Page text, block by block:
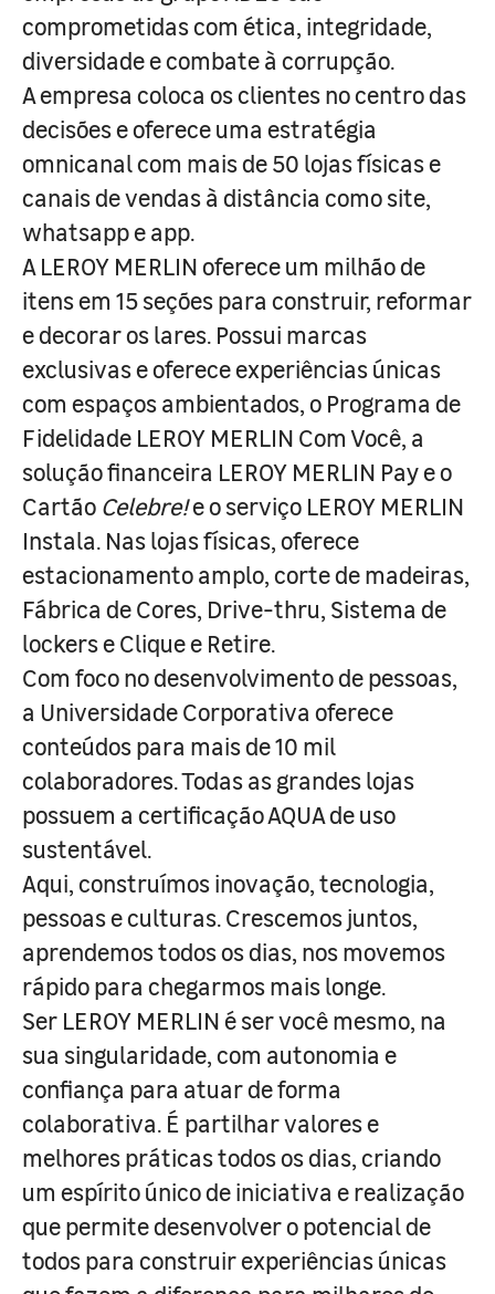
comprometidas com ética, integridade,
diversidade e combate à corrupção.
A empresa coloca os clientes no centro das
decisões e oferece uma estratégia
omnicanal com mais de 50 lojas físicas e
canais de vendas à distância como site,
whatsapp e app.
A LEROY MERLIN oferece um milhão de
itens em 15 seções para construir, reformar
e decorar os lares. Possui marcas
exclusivas e oferece experiências únicas
com espaços ambientados, o Programa de
Fidelidade LEROY MERLIN Com Você, a
solução financeira LEROY MERLIN Pay e o
Cartão Celebre!e o serviço LEROY MERLIN
Instala. Nas lojas físicas, oferece
estacionamento amplo, corte de madeiras,
Fábrica de Cores, Drive-thru, Sistema de
lockers e Clique e Retire.
Com foco no desenvolvimento de pessoas,
a Universidade Corporativa oferece
conteúdos para mais de 10 mil
colaboradores. Todas as grandes lojas
possuem a certificação AQUA de uso
sustentável.
Aqui, construímos inovação, tecnologia,
pessoas e culturas. Crescemos juntos,
aprendemos todos os dias, nos movemos
rápido para chegarmos mais longe.
Ser LEROY MERLIN é ser você mesmo, na
sua singularidade, com autonomia e
confiança para atuar de forma
colaborativa. É partilhar valores e
melhores práticas todos os dias, criando
um espírito único de iniciativa e realização
que permite desenvolver o potencial de
todos para construir experiências únicas